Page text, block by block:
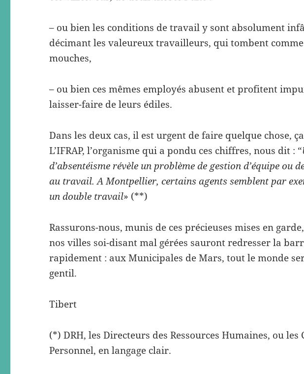
– ou bien les conditions de travail y sont absolument
décimant les valeureux travailleurs, qui tombent comme
mouches,
– ou bien ces mêmes employés abusent et profitent
laisser-faire de leurs édiles.
Dans les deux cas, il est urgent de faire quelque chose,
L’IFRAP, l’organisme qui a pondu ces chiffres, nous dit : “
d’absentéisme révèle un problème de gestion d’équipe ou
au travail. A Montpellier, certains agents semblent par
un double travail» (**)
Rassurons-nous, munis de ces précieuses mises en
nos villes soi-disant mal gérées sauront redresser la
rapidement : aux Municipales de Mars, tout le monde
gentil.
Tibert
(*) DRH, les Directeurs des Ressources Humaines, ou les
Personnel, en langage clair.